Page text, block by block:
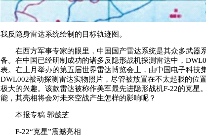
我反隐身雷达系统绘制的目标轨迹图。
在西方军事专家的眼里，中国国产雷达系统是其众多武器
备。在中国已经研制成功的诸多反隐形战机探测雷达中，
表。在上月举办的第五届世界雷达博览会上，由中国电子科技
DWL002被动探测雷达实物照片，尽管被放置在不太起眼的位
极大的兴趣。该款雷达被称作美军最先进隐形战机F-22的克星
能，其亮相将会对未来空战产生怎样的影响呢？
本报专稿 郭懿芝
F-22“克星”震撼亮相